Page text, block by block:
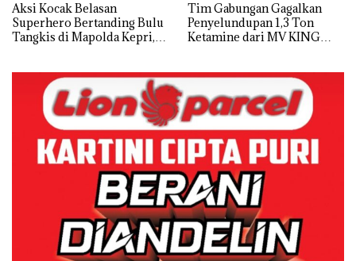
Aksi Kocak Belasan
Superhero Bertanding Bulu
Tangkis di Mapolda Kepri,
Tim Gabungan Gagalkan
Penyelundupan 1,3 Ton
Ketamine dari MV KING